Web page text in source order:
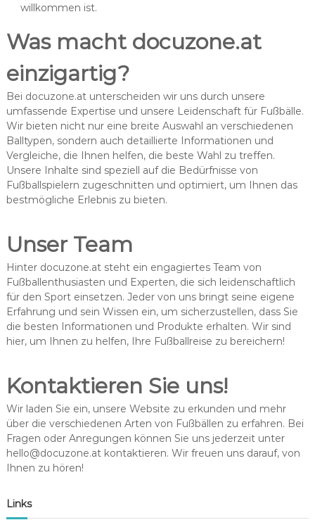
willkommen ist.
Was macht docuzone.at
einzigartig?
Bei docuzone.at unterscheiden wir uns durch unsere
umfassende Expertise und unsere Leidenschaft für Fußbälle.
Wir bieten nicht nur eine breite Auswahl an verschiedenen
Balltypen, sondern auch detaillierte Informationen und
Vergleiche, die Ihnen helfen, die beste Wahl zu treffen.
Unsere Inhalte sind speziell auf die Bedürfnisse von
Fußballspielern zugeschnitten und optimiert, um Ihnen das
bestmögliche Erlebnis zu bieten.
Unser Team
Hinter docuzone.at steht ein engagiertes Team von
Fußballenthusiasten und Experten, die sich leidenschaftlich
für den Sport einsetzen. Jeder von uns bringt seine eigene
Erfahrung und sein Wissen ein, um sicherzustellen, dass Sie
die besten Informationen und Produkte erhalten. Wir sind
hier, um Ihnen zu helfen, Ihre Fußballreise zu bereichern!
Kontaktieren Sie uns!
Wir laden Sie ein, unsere Website zu erkunden und mehr
über die verschiedenen Arten von Fußbällen zu erfahren. Bei
Fragen oder Anregungen können Sie uns jederzeit unter
hello@docuzone.atkontaktieren. Wir freuen uns darauf, von
Ihnen zu hören!
Links